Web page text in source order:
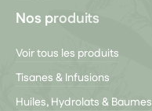
Nos produits
Voir tous les produits
Tisanes & Infusions
Huiles, Hydrolats & Baumes